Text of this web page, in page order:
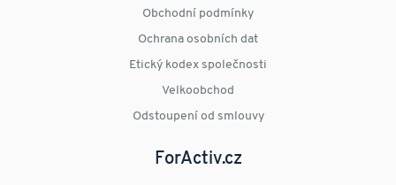
Obchodní podmínky
Ochrana osobních dat
Etický kodex společnosti
Velkoobchod
Odstoupení od smlouvy
ForActiv.cz